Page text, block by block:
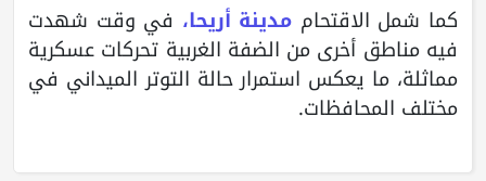
كما شمل الاقتحام مدينة أريحا، في وقت شهدت
فيه مناطق أخرى من الضفة الغربية تحركات عسكرية
مماثلة، ما يعكس استمرار حالة التوتر الميداني في
مختلف المحافظات.